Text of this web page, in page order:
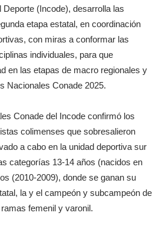
Deporte (Incode), desarrolla las
etapa estatal, en coordinación
con miras a conformar las
individuales, para que
en las etapas de macro regionales y
Nacionales Conade 2025.
Conade del Incode confirmó los
colimenses que sobresalieron
a cabo en la unidad deportiva sur
categorías 13-14 años (nacidos en
(2010-2009), donde se ganan su
la y el campeón y subcampeón de
femenil y varonil.